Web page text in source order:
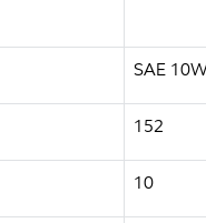
SAE
152
10